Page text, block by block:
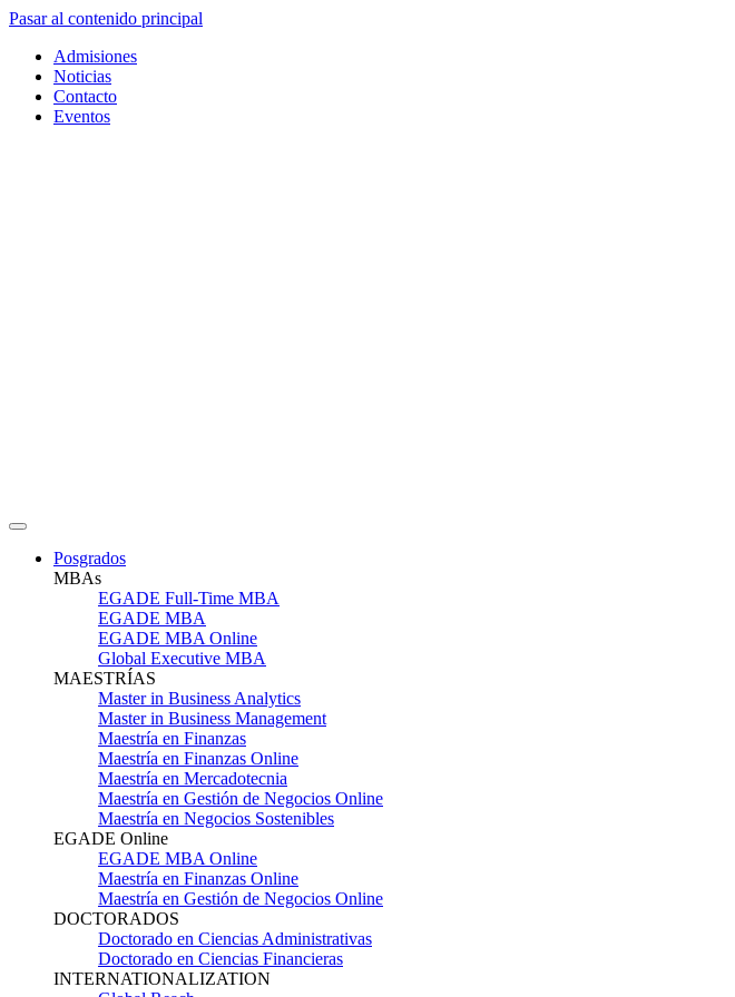
Pasar al contenido principal
Admisiones
Noticias
Contacto
Eventos
Posgrados
MBAs
EGADE Full-Time MBA
EGADE MBA
EGADE MBA Online
Global Executive MBA
MAESTRÍAS
Master in Business Analytics
Master in Business Management
Maestría en Finanzas
Maestría en Finanzas Online
Maestría en Mercadotecnia
Maestría en Gestión de Negocios Online
Maestría en Negocios Sostenibles
EGADE Online
EGADE MBA Online
Maestría en Finanzas Online
Maestría en Gestión de Negocios Online
DOCTORADOS
Doctorado en Ciencias Administrativas
Doctorado en Ciencias Financieras
INTERNATIONALIZATION